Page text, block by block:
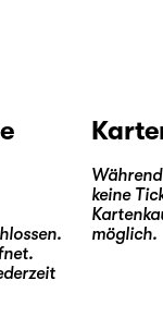
keine
möglich.